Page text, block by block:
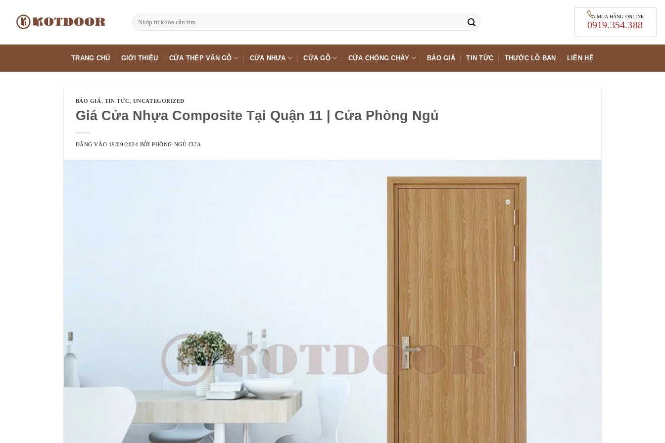
dung
Tìm
kiếm:
MUA HÀNG ONLINE
0919.354.388
TRANG CHỦ GIỚI THIỆU CỬA THÉP VÂN GỖ CỬA NHỰA CỬA GỖ CỬA CHỐNG CHÁY BÁO GIÁ TIN TỨC THƯỚC LỖ BAN LIÊN HỆ
BÁO GIÁ, TIN TỨC, UNCATEGORIZED
Giá Cửa Nhựa Composite Tại Quận 11 | Cửa Phòng Ngủ
ĐĂNG VÀO 19/09/2024 BỞIPHÒNG NGỦ CƯA